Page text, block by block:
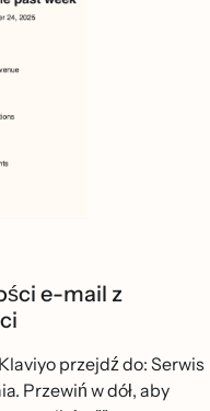
e-mail z
przejdź do: Serwis
Przewiń w dół, aby